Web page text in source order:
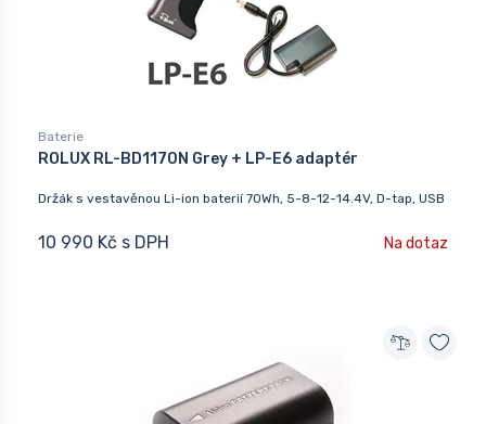
Baterie
ROLUX RL-BD1170N Grey + LP-E6 adaptér
Držák s vestavěnou Li-ion baterií 70Wh, 5-8-12-14.4V, D-tap, USB
10 990 Kč s DPH Na dotaz